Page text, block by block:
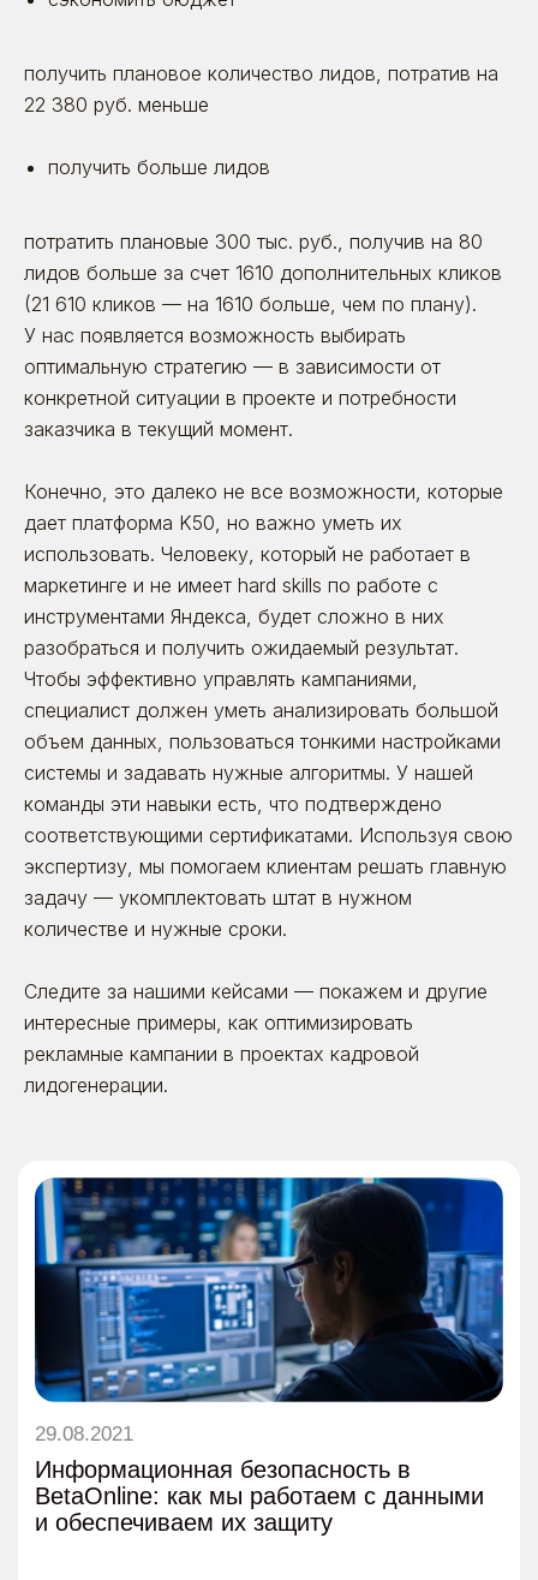
получить плановое количество лидов, потратив на
22 380 руб. меньше
получить больше лидов
потратить плановые 300 тыс. руб., получив на 80
лидов больше за счет 1610 дополнительных кликов
(21 610 кликов — на 1610 больше, чем по плану).
У нас появляется возможность выбирать
оптимальную стратегию — в зависимости от
конкретной ситуации в проекте и потребности
заказчика в текущий момент.
Конечно, это далеко не все возможности, которые
дает платформа K50, но важно уметь их
использовать. Человеку, который не работает в
маркетинге и не имеет hard skills по работе с
инструментами Яндекса, будет сложно в них
разобраться и получить ожидаемый результат.
Чтобы эффективно управлять кампаниями,
специалист должен уметь анализировать большой
объем данных, пользоваться тонкими настройками
системы и задавать нужные алгоритмы. У нашей
команды эти навыки есть, что подтверждено
соответствующими сертификатами. Используя свою
экспертизу, мы помогаем клиентам решать главную
задачу — укомплектовать штат в нужном
количестве и нужные сроки.
Следите за нашими кейсами — покажем и другие
интересные примеры, как оптимизировать
рекламные кампании в проектах кадровой
лидогенерации.